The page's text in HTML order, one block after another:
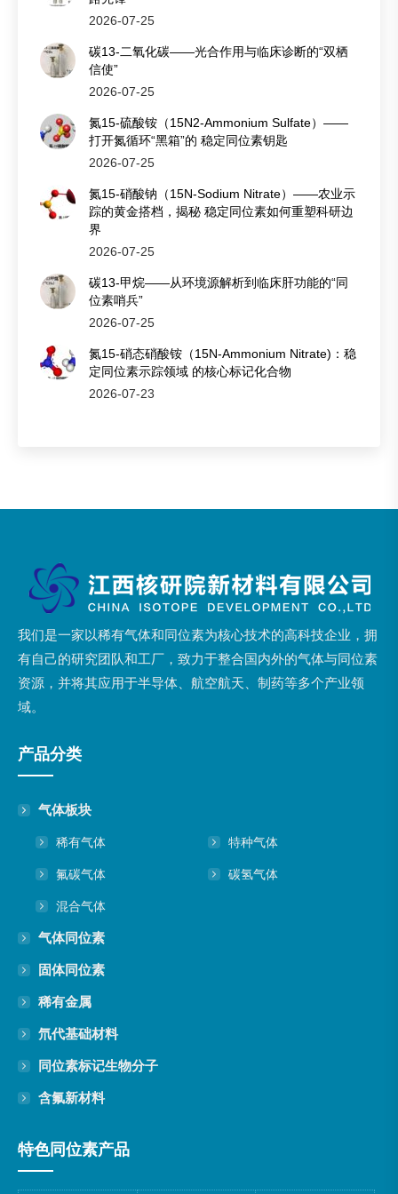
2026-07-25
碳13-二氧化碳——光合作用与临床诊断的“双栖
信使”
2026-07-25
氮15-硫酸铵（15N2-Ammonium Sulfate）——
打开氮循环“黑箱”的 稳定同位素钥匙
2026-07-25
氮15-硝酸钠（15N-Sodium Nitrate）——农业示
踪的黄金搭档，揭秘 稳定同位素如何重塑科研边
界
2026-07-25
碳13-甲烷——从环境源解析到临床肝功能的“同
位素哨兵”
2026-07-25
氮15-硝态硝酸铵（15N-Ammonium Nitrate)：稳
定同位素示踪领域 的核心标记化合物
2026-07-23
我们是一家以稀有气体和同位素为核心技术的高科技企业，拥
有自己的研究团队和工厂，致力于整合国内外的气体与同位素
资源，并将其应用于半导体、航空航天、制药等多个产业领
域。
产品分类
气体板块
稀有气体 特种气体
氟碳气体 碳氢气体
混合气体
气体同位素
固体同位素
稀有金属
氘代基础材料
同位素标记生物分子
含氟新材料
特色同位素产品